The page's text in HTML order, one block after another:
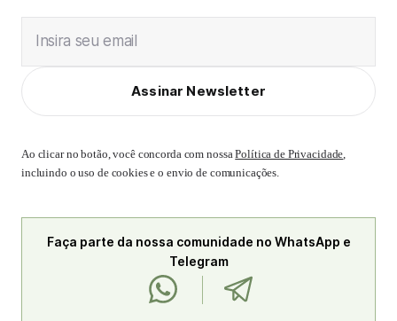
Insira seu email
Assinar Newsletter
Ao clicar no botão, você concorda com nossaPolítica de Privacidade,
incluindo o uso de cookies e o envio de comunicações.
Faça parte da nossa comunidade no WhatsApp e
Telegram